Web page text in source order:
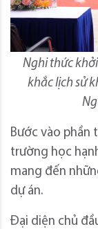
Nghi thức
khắc lịch sử
Bước vào phần
trường học
mang đến
dự án.
Đại diện chủ